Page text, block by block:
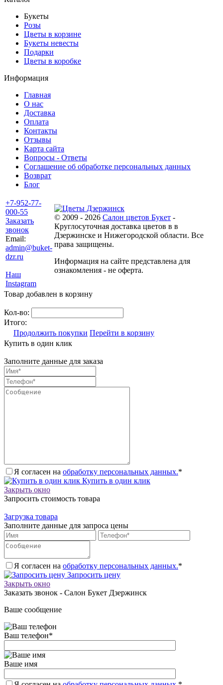
Букеты
Розы
Цветы в корзине
Букеты невесты
Подарки
Цветы в коробке
Информация
Главная
О нас
Доставка
Оплата
Контакты
Отзывы
Карта сайта
Вопросы - Ответы
Соглашение об обработке персональных данных
Возврат
Блог
+7-952-77-
000-55
Заказать
звонок
Email:
admin@buket-
dzr.ru
Наш
Instagram
© 2009 - 2026 Салон цветов Букет -
Круглосуточная доставка цветов в в
Дзержинске и Нижегородской области. Все
права защищены.
Информация на сайте представлена для
ознакомления - не оферта.
Товар добавлен в корзину
Кол-во:
Итого:
Продолжить покупки Перейти в корзину
Купить в один клик
Заполните данные для заказа
Я согласен на обработку персональных данных.*
Купить в один клик
Закрыть окно
Запросить стоимость товара
Загрузка товара
Заполните данные для запроса цены
Я согласен на обработку персональных данных.*
Запросить цену
Закрыть окно
Заказать звонок - Салон Букет Дзержинск
Ваше сообщение
Ваш телефон*
Ваше имя